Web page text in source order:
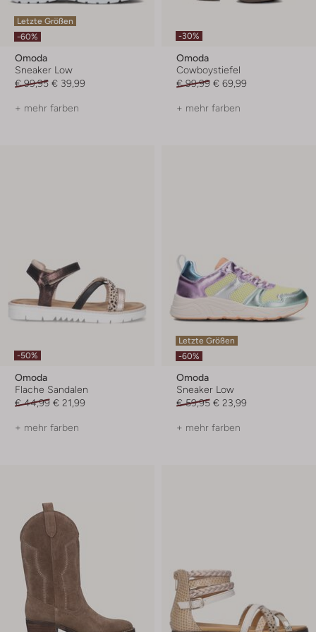
Letzte Größen
-60%
Omoda
Sneaker Low
€ 99,95 € 39,99
+ mehr farben
-30%
Omoda
Cowboystiefel
€ 99,99 € 69,99
+ mehr farben
-50%
Omoda
Flache Sandalen
€ 44,99 € 21,99
+ mehr farben
Letzte Größen
-60%
Omoda
Sneaker Low
€ 59,95 € 23,99
+ mehr farben